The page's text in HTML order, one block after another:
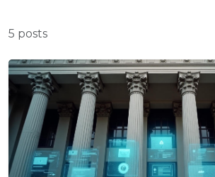
5 posts